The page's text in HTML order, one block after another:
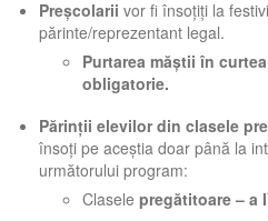
Preșcolarii vor fi însoțiți la
părinte/reprezentant legal.
Purtarea măștii în
obligatorie.
Părinții elevilor din clasele
însoți pe aceștia doar până la
următorului program:
Clasele pregătitoare – a